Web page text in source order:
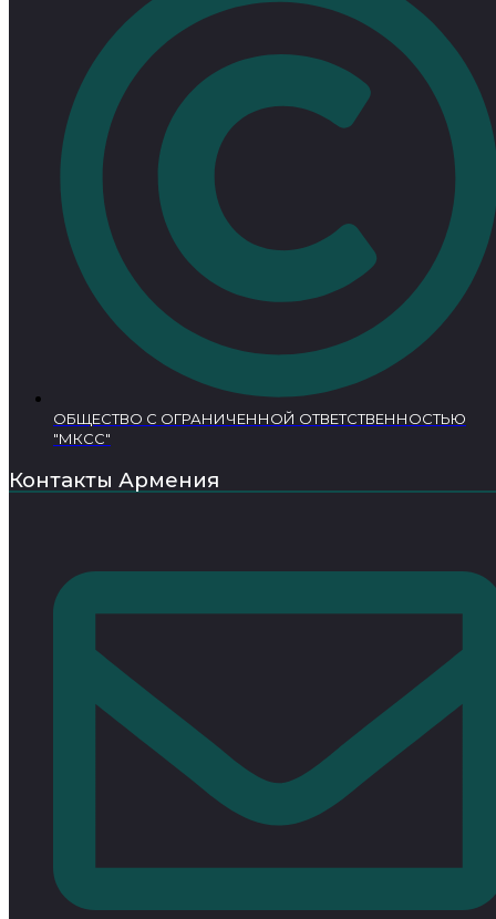
ОБЩЕСТВО С ОГРАНИЧЕННОЙ ОТВЕТСТВЕННОСТЬЮ
"МКСС"
Контакты Армения